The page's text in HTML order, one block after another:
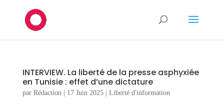
INTERVIEW. La liberté de la presse asphyxiée
en Tunisie : effet d’une dictature
par Rédaction| 17 Juin 2025| Liberté d'information